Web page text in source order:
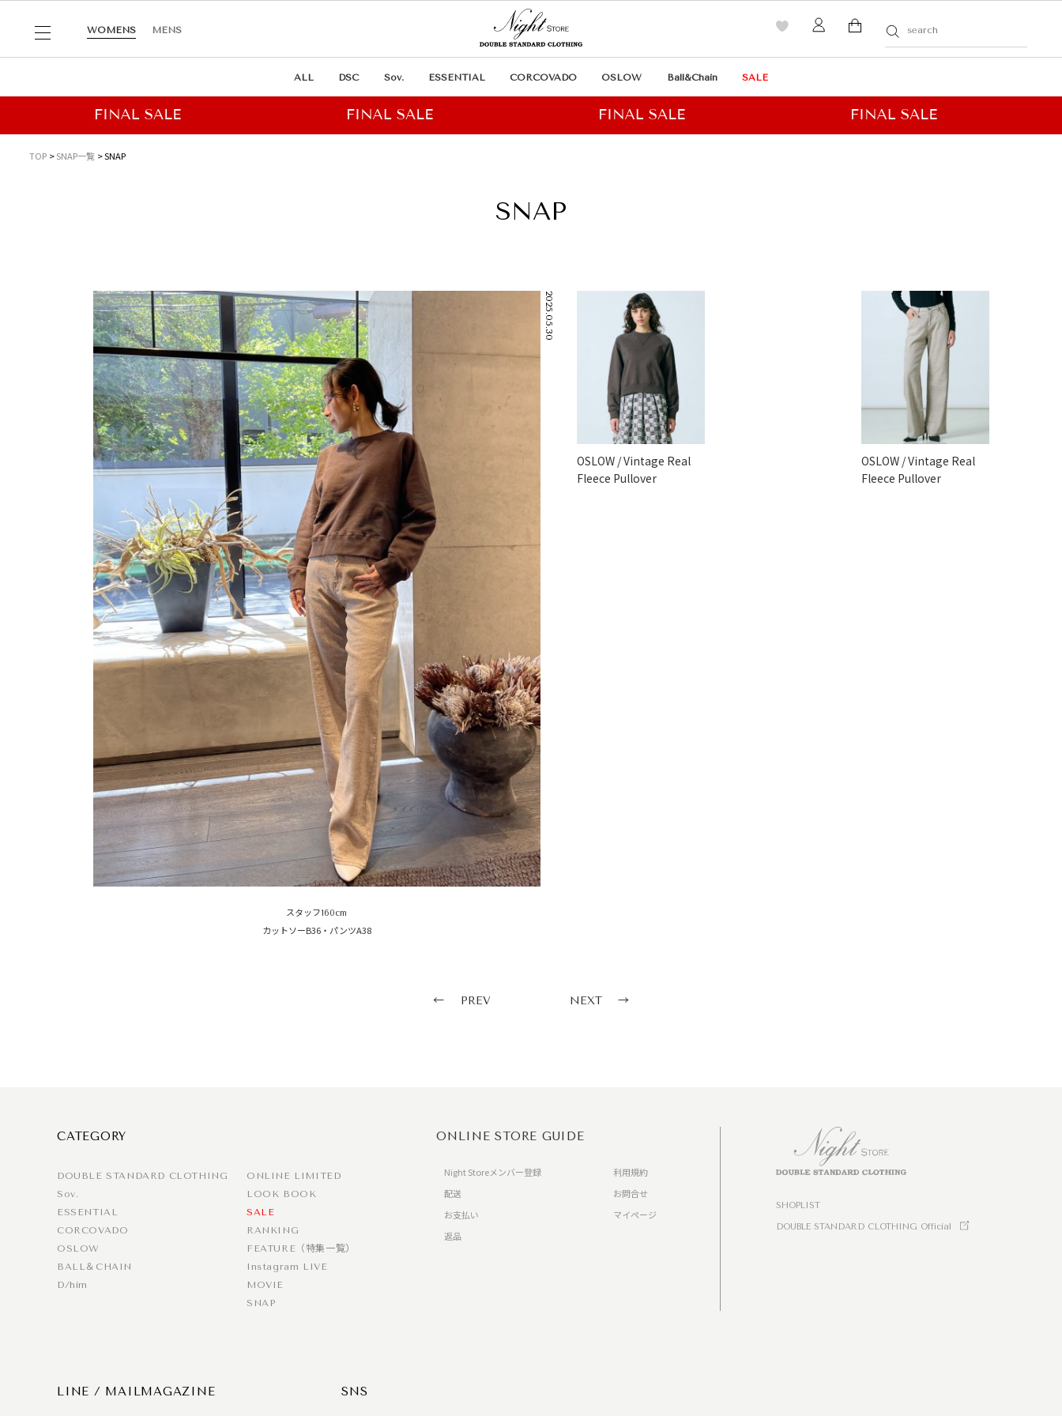
WOMENS MENS
ALL DSC Sov. ESSENTIAL CORCOVADO OSLOW Ball&Chain SALE
TOP SNAP一覧 SNAP
SNAP
2025.05.30
スタッフ160cm
カットソーB36・パンツA38
OSLOW / Vintage Real
Fleece Pullover
OSLOW / Vintage Real
Fleece Pullover
PREV NEXT
CATEGORY
DOUBLE STANDARD CLOTHING
Sov.
ESSENTIAL
CORCOVADO
OSLOW
BALL＆CHAIN
D/him
ONLINE LIMITED
LOOK BOOK
SALE
RANKING
FEATURE（特集一覧）
Instagram LIVE
MOVIE
SNAP
ONLINE STORE GUIDE
Night Storeメンバー登録
配送
お支払い
返品
利用規約
お問合せ
マイページ
SHOPLIST
DOUBLE STANDARD CLOTHING Official
LINE / MAILMAGAZINE SNS